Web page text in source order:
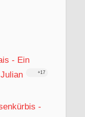
- Ein
+17
-